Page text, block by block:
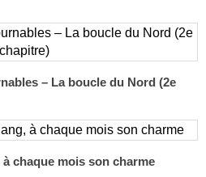
– La boucle du Nord (2e
chaque mois son charme